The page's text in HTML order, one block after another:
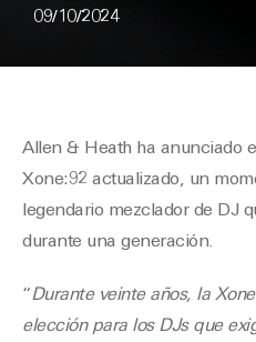
09/10/2024
Allen & Heath ha anunciado
Xone:92 actualizado, un
legendario mezclador de DJ
durante una generación.
“Durante veinte años, la
elección para los DJs que